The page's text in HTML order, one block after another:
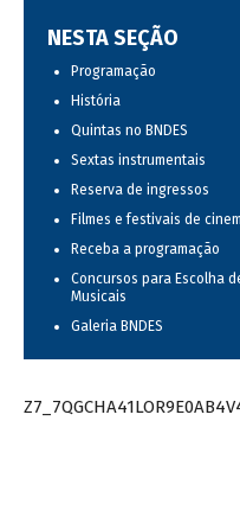
NESTA SEÇÃO
Programação
História
Quintas no BNDES
Sextas instrumentais
Reserva de ingressos
Filmes e festivais de
Receba a programação
Concursos para Escolha
Musicais
Galeria BNDES